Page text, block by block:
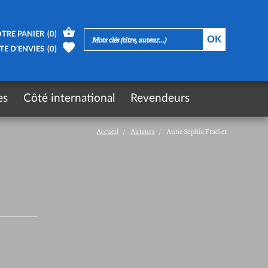
Accueil Auteurs Anne-Sophie Fradier
PANIER (0)
D’ENVIES (0)
Côté international Revendeurs